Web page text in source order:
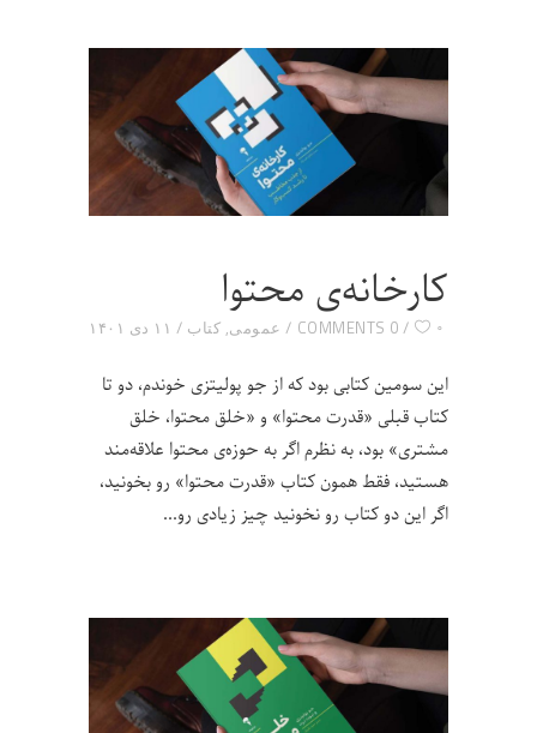
کارخانه‌ی محتوا
۱۱ دی ۱۴۰۱ عمومی, کتاب 0 COMMENTS ۰
این سومین کتابی بود که از جو پولیتزی خوندم، دو تا
کتاب قبلی «قدرت محتوا» و «خلق محتوا، خلق
مشتری» بود، به نظرم اگر به حوزه‌ی محتوا علاقه‌مند
هستید، فقط همون کتاب «قدرت محتوا» رو بخونید،
اگر این دو کتاب رو نخونید چیز زیادی رو